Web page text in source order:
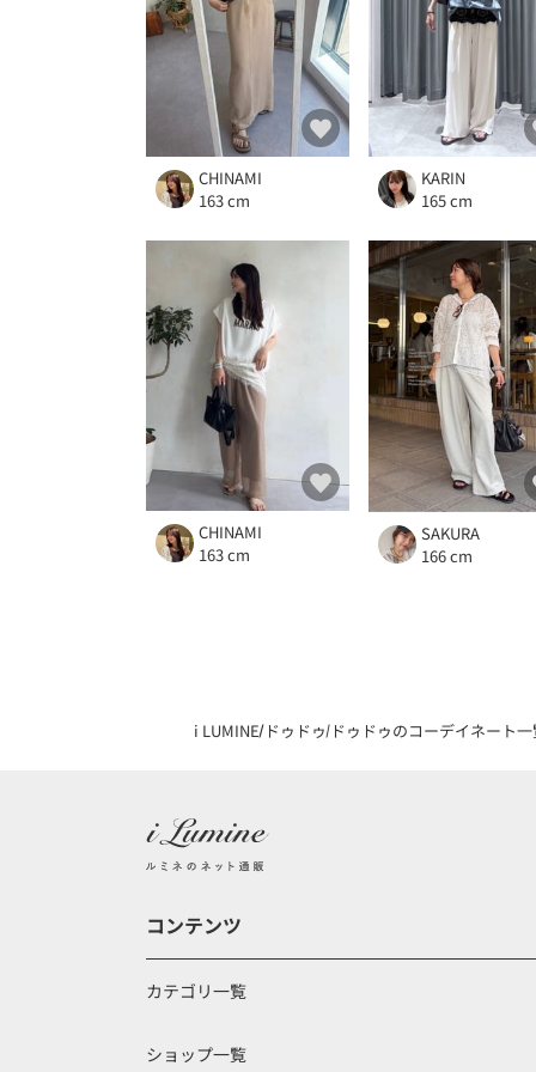
CHINAMI
163 cm
KARIN
165 cm
CHINAMI
163 cm
SAKURA
166 cm
i LUMINE ドゥドゥ ドゥドゥのコーデイネート
コンテンツ
カテゴリ一覧
ショップ一覧